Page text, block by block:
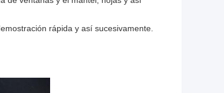
rápida y así sucesivamente.